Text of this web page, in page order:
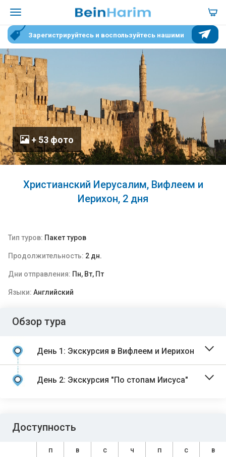
Зарегистрируйтесь и воспользуйтесь нашими
специальными условиями для участников
+ 53 фото
Христианский Иерусалим, Вифлеем и
Иерихон, 2 дня
Тип туров: Пакет туров
Продолжительность: 2 дн.
Дни отправления: Пн, Вт, Пт
Языки: Английский
Обзор тура
День 1: Экскурсия в Вифлеем и Иерихон
День 2: Экскурсия "По стопам Иисуса"
Доступность
П В С Ч П С В